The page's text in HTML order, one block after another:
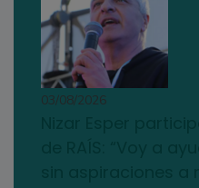
03/08/2026